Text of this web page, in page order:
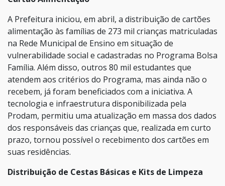
A Prefeitura iniciou, em abril, a distribuição de cartões
alimentação às famílias de 273 mil crianças matriculadas
na Rede Municipal de Ensino em situação de
vulnerabilidade social e cadastradas no Programa Bolsa
Família. Além disso, outros 80 mil estudantes que
atendem aos critérios do Programa, mas ainda não o
recebem, já foram beneficiados com a iniciativa. A
tecnologia e infraestrutura disponibilizada pela
Prodam, permitiu uma atualização em massa dos dados
dos responsáveis das crianças que, realizada em curto
prazo, tornou possível o recebimento dos cartões em
suas residências.
Distribuição de Cestas Básicas e Kits de Limpeza